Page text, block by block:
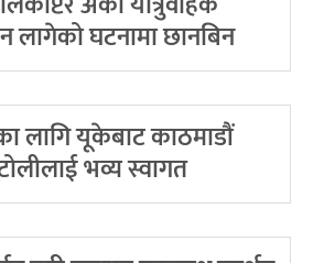
लागेको घटनामा छानबिन
लागि यूकेबाट काठमाडौं
भव्य स्वागत